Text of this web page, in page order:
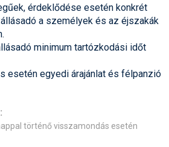
érdeklődése esetén konkrét
a személyek és az éjszakák
minimum tartózkodási időt
esetén egyedi árajánlat és félpanzió
történő visszamondás esetén